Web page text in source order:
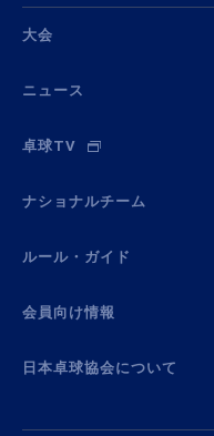
大会
ニュース
卓球TV
ナショナルチーム
ルール・ガイド
会員向け情報
日本卓球協会について